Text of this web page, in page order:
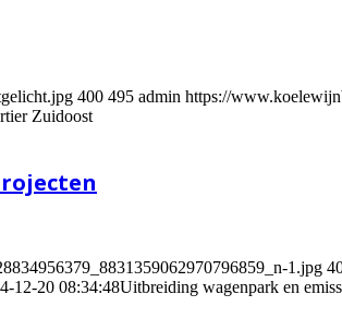
400 495 admin https://
Zuidoost
1.jpg
12-20 08:34:48Uitbreiding wagenpark en